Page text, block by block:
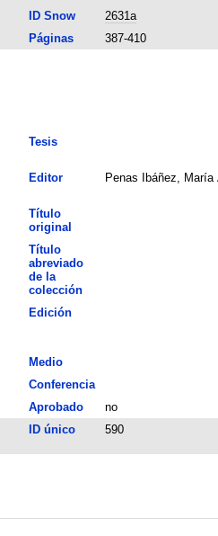
ID Snow
2631a
Páginas
387-410
Tesis
Editor Penas Ibáñez,
Título
original
Título
abreviado
de la
colección
Edición
Medio
Conferencia
Aprobado
no
ID único 590